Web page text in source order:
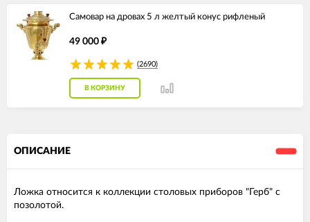
Самовар на дровах 5 л желтый конус рифленый
49 000 ₽
(2690)
В КОРЗИНУ
ОПИСАНИЕ
Ложка относится к коллекции столовых приборов "Герб" с
позолотой.